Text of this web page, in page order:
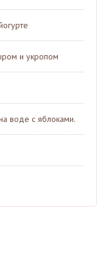
и укропом
воде с яблоками.